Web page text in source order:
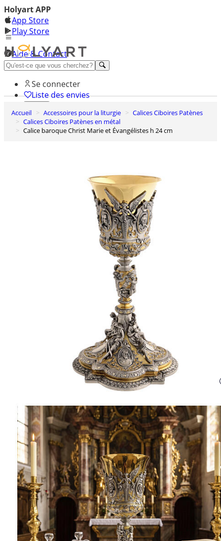
Holyart APP
App Store
Play Store
Aide & Contact
Découvrez Premium
Se connecter
Liste des envies
0
Panier
Accueil Accessoires pour la liturgie
Calices Ciboires Patènes
Calices Ciboires Patènes en métal
Calice baroque Christ Marie et Évangélistes h 24 cm